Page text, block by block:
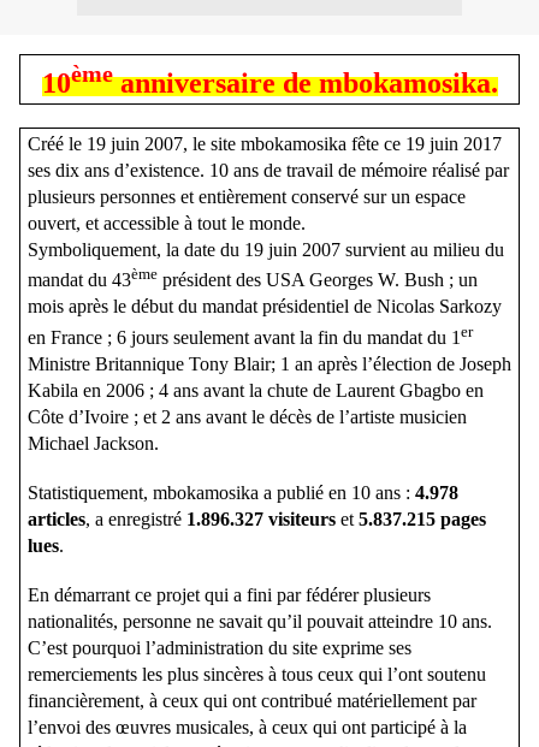
10èmeanniversaire de mbokamosika.
Créé le 19 juin 2007, le site mbokamosika fête ce 19 juin 2017
ses dix ans d’existence. 10 ans de travail de mémoire réalisé par
plusieurs personnes et entièrement conservé sur un espace
ouvert, et accessible à tout le monde.
Symboliquement, la date du 19 juin 2007 survient au milieu du
mandat du 43èmeprésident des USA Georges W. Bush ; un
mois après le début du mandat présidentiel de Nicolas Sarkozy
en France ; 6 jours seulement avant la fin du mandat du 1 er
Ministre Britannique Tony Blair; 1 an après l’élection de Joseph
Kabila en 2006 ; 4 ans avant la chute de Laurent Gbagbo en
Côte d’Ivoire ; et 2 ans avant le décès de l’artiste musicien
Michael Jackson.
Statistiquement, mbokamosika a publié en 10 ans : 4.978
articles, a enregistré 1.896.327 visiteurset 5.837.215 pages
lues.
En démarrant ce projet qui a fini par fédérer plusieurs
nationalités, personne ne savait qu’il pouvait atteindre 10 ans.
C’est pourquoi l’administration du site exprime ses
remerciements les plus sincères à tous ceux qui l’ont soutenu
financièrement, à ceux qui ont contribué matériellement par
l’envoi des œuvres musicales, à ceux qui ont participé à la